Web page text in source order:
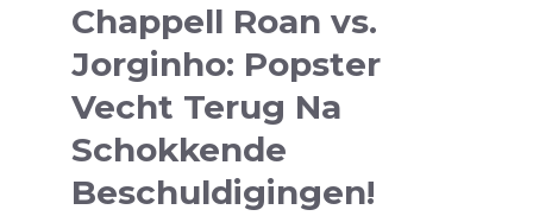
Chappell Roan vs.
Jorginho: Popster
Vecht Terug Na
Schokkende
Beschuldigingen!